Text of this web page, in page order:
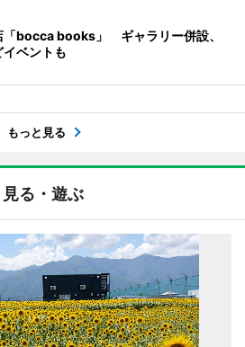
「bocca books」 ギャラリー併設、
ベントも
もっと見る
見る・遊ぶ